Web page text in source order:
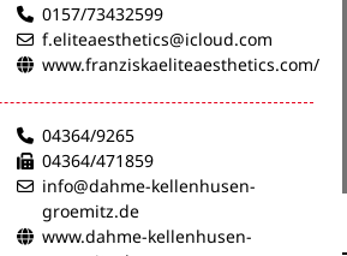
0157/73432599
f.eliteaesthetics@icloud.com
www.franziskaeliteaesthetics.com/
04364/9265
04364/471859
info@dahme-kellenhusen-
groemitz.de
www.dahme-kellenhusen-